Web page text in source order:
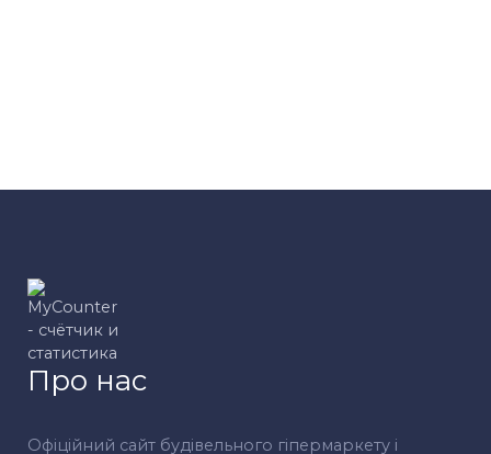
Про нас
Офіційний сайт будівельного гіпермаркету і